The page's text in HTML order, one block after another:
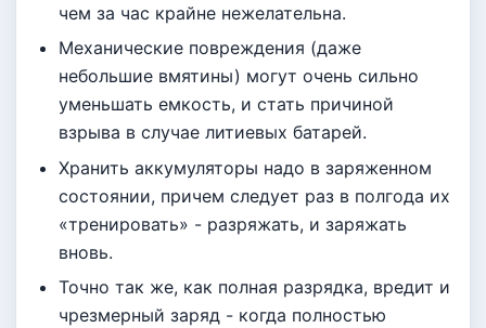
чем за час крайне нежелательна.
Механические повреждения (даже
небольшие вмятины) могут очень сильно
уменьшать емкость, и стать причиной
взрыва в случае литиевых батарей.
Хранить аккумуляторы надо в заряженном
состоянии, причем следует раз в полгода их
«тренировать» - разряжать, и заряжать
вновь.
Точно так же, как полная разрядка, вредит и
чрезмерный заряд - когда полностью